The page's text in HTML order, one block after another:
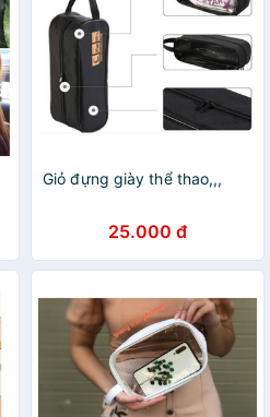
Giỏ đựng giày thể thao,,,
25.000 đ